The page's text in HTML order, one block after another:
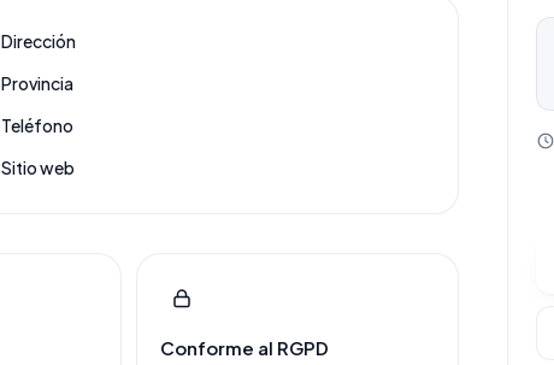
Dirección
Provincia
Teléfono
Sitio web
Conforme al RGPD